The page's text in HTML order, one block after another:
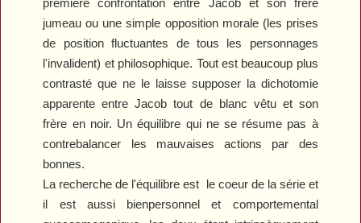
première confrontation entre Jacob et son frère
jumeau ou une simple opposition morale (les prises
de position fluctuantes de tous les personnages
l'invalident) et philosophique. Tout est beaucoup plus
contrasté que ne le laisse supposer la dichotomie
apparente entre Jacob tout de blanc vêtu et son
frère en noir. Un équilibre qui ne se résume pas à
contrebalancer les mauvaises actions par des
bonnes.
La recherche de l'équilibre est le coeur de la série et
il est aussi bienpersonnel et comportemental